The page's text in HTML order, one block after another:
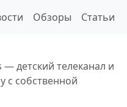
Обзоры Статьи
— детский телеканал и
с собственной